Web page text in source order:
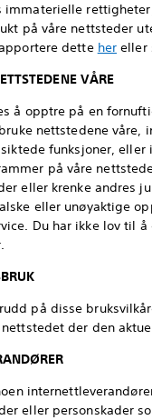
immaterielle
på våre nettsteder
dette her eller
VÅRE
å opptre på en
nettstedene våre,
funksjoner,
på våre
eller krenke andres
eller unøyaktige
Du har ikke lov til
på disse
der den
eller personskader